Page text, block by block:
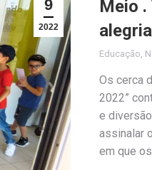
9
2022
Meio .
Educação
Os cerca
2022”
e
assinalar
em que